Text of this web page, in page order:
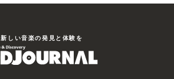
新しい⾳楽の発⾒と体験を